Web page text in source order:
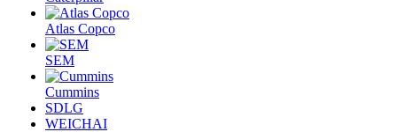
Atlas Copco
SEM
Cummins
SDLG
WEICHAI